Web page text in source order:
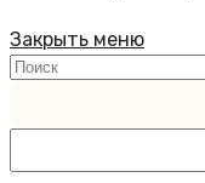
Закрыть меню